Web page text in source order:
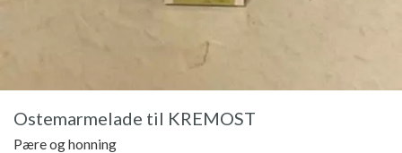
Ostemarmelade til KREMOST
Pære og honning